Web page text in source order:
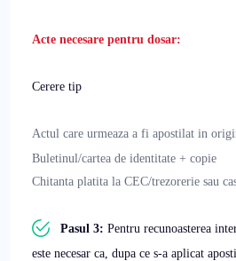
Acte necesare pentru dosar:
Cerere tip
Actul care urmeaza a fi apostilat in
Buletinul/cartea de identitate + copie
Chitanta platita la CEC/trezorerie sau
Pasul 3: Pentru recunoasterea
este necesar ca, dupa ce s-a aplicat